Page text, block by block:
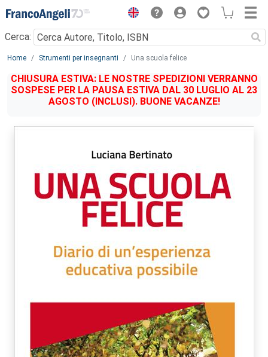
Menu
Cerca:
Main content
Home Strumenti per insegnanti Una scuola felice
CHIUSURA ESTIVA: LE NOSTRE SPEDIZIONI VERRANNO
SOSPESE PER LA PAUSA ESTIVA DAL 30 LUGLIO AL 23
AGOSTO (INCLUSI). BUONE VACANZE!